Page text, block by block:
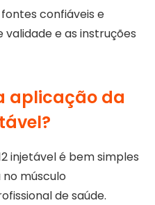
confiáveis e
e as instruções
aplicação da
injetável é bem simples
músculo
de saúde.